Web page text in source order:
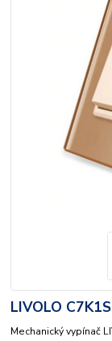
LIVOLO
Mechanický vypínač